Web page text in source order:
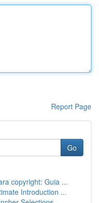
Report Page
Go
copyright: Guia ...
Introduction ...